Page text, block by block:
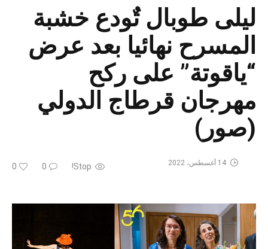
ليلى طوبال تٌودع خشبة
المسرح نهائيا بعد عرض
“ياقوتة” على ركح
مهرجان قرطاج الدولي
(صور)
Stop!
0
0 14 أغسطس، 2022